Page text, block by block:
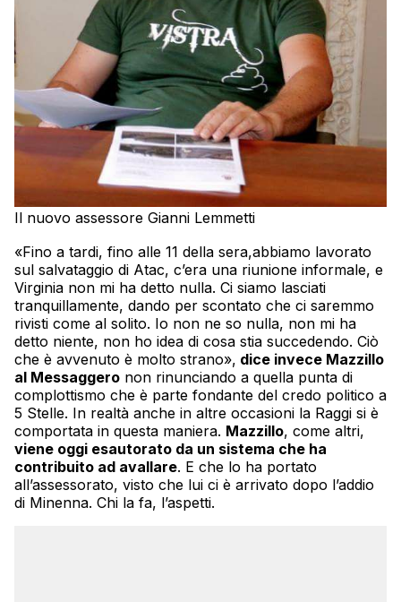
Il nuovo assessore Gianni Lemmetti
«Fino a tardi, fino alle 11 della sera,abbiamo lavorato
sul salvataggio di Atac, c’era una riunione informale, e
Virginia non mi ha detto nulla. Ci siamo lasciati
tranquillamente, dando per scontato che ci saremmo
rivisti come al solito. Io non ne so nulla, non mi ha
detto niente, non ho idea di cosa stia succedendo. Ciò
che è avvenuto è molto strano», dice invece Mazzillo
al Messaggero non rinunciando a quella punta di
complottismo che è parte fondante del credo politico a
5 Stelle. In realtà anche in altre occasioni la Raggi si è
comportata in questa maniera. Mazzillo, come altri,
viene oggi esautorato da un sistema che ha
contribuito ad avallare. E che lo ha portato
all’assessorato, visto che lui ci è arrivato dopo l’addio
di Minenna. Chi la fa, l’aspetti.